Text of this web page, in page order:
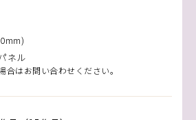
ネル
はお問い合わせください。